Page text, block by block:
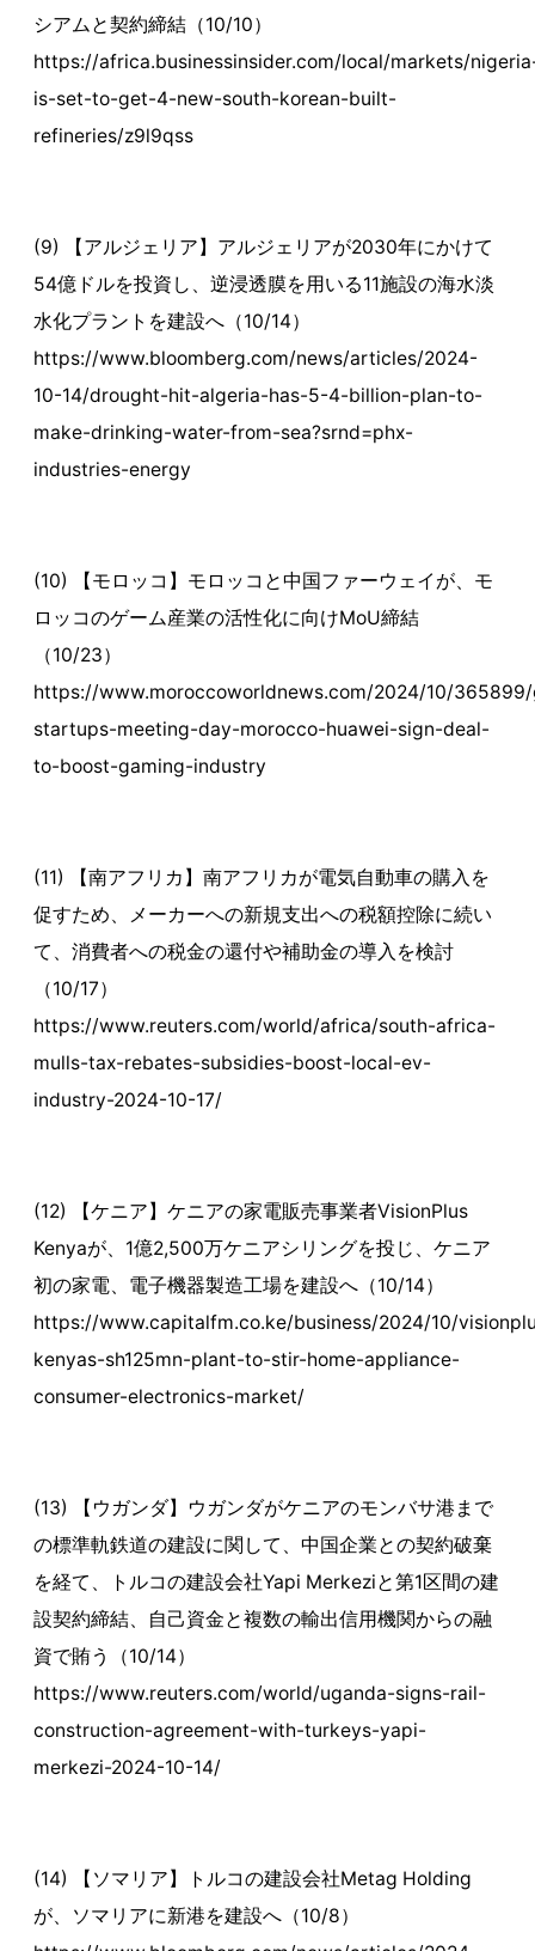
シアムと契約締結（10/10）
https://africa.businessinsider.com/local/markets/
is-set-to-get-4-new-south-korean-built-
refineries/z9l9qss
(9) 【アルジェリア】アルジェリアが2030年にかけて
54億ドルを投資し、逆浸透膜を用いる11施設の海水淡
水化プラントを建設へ（10/14）
https://www.bloomberg.com/news/articles/2024-
10-14/drought-hit-algeria-has-5-4-billion-plan-to-
make-drinking-water-from-sea?srnd=phx-
industries-energy
(10) 【モロッコ】モロッコと中国ファーウェイが、モ
ロッコのゲーム産業の活性化に向けMoU締結
（10/23）
https://www.moroccoworldnews.com/2024/10/
startups-meeting-day-morocco-huawei-sign-deal-
to-boost-gaming-industry
(11) 【南アフリカ】南アフリカが電気自動車の購入を
促すため、メーカーへの新規支出への税額控除に続い
て、消費者への税金の還付や補助金の導入を検討
（10/17）
https://www.reuters.com/world/africa/south-africa-
mulls-tax-rebates-subsidies-boost-local-ev-
industry-2024-10-17/
(12) 【ケニア】ケニアの家電販売事業者VisionPlus
Kenyaが、1億2,500万ケニアシリングを投じ、ケニア
初の家電、電子機器製造工場を建設へ（10/14）
https://www.capitalfm.co.ke/business/2024/10/
kenyas-sh125mn-plant-to-stir-home-appliance-
consumer-electronics-market/
(13) 【ウガンダ】ウガンダがケニアのモンバサ港まで
の標準軌鉄道の建設に関して、中国企業との契約破棄
を経て、トルコの建設会社Yapi Merkeziと第1区間の建
設契約締結、自己資金と複数の輸出信用機関からの融
資で賄う（10/14）
https://www.reuters.com/world/uganda-signs-rail-
construction-agreement-with-turkeys-yapi-
merkezi-2024-10-14/
(14) 【ソマリア】トルコの建設会社Metag Holding
が、ソマリアに新港を建設へ（10/8）